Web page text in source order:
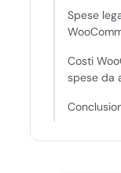
Spese
Costi
spese da